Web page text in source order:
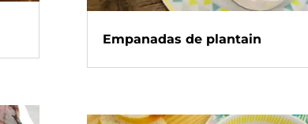
Empanadas de plantain